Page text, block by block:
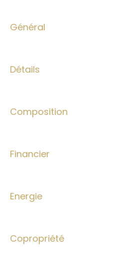
Général
Détails
Composition
Financier
Energie
Copropriété